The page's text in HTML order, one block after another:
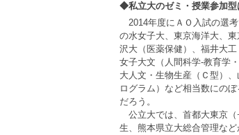
◆私立大のゼミ・授業参加型
2014年度にＡＯ入試の選
の水女子大、東京海洋大、
沢大（医薬保健）、福井大
女子大文（人間科学‐教育学
大人文・生物生産（Ｃ型）
ログラム）など相当数にの
だろう。
公立大では、首都大東京
生、熊本県立大総合管理など